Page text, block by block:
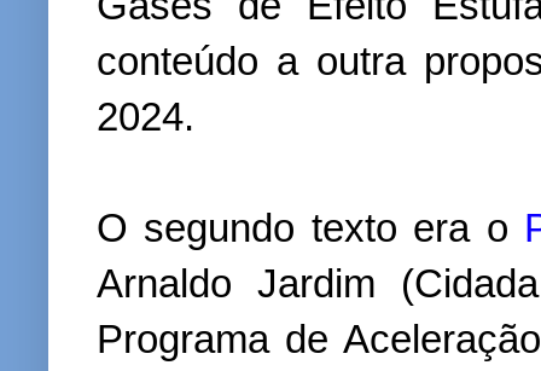
conteúdo a outra
2024.
O segundo texto era o
Arnaldo Jardim
Programa de